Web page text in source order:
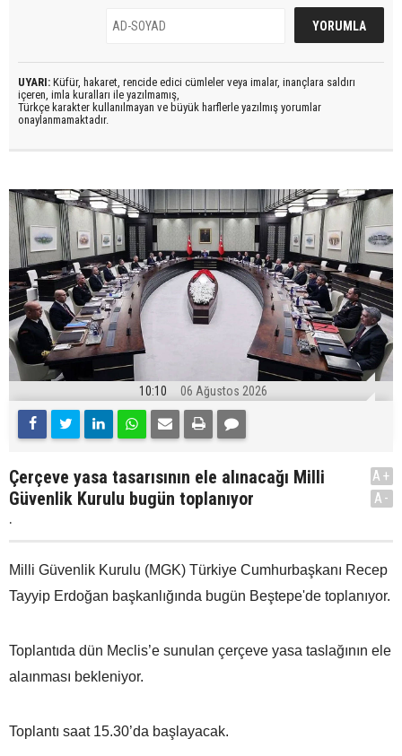
UYARI: Küfür, hakaret, rencide edici cümleler veya imalar, inançlara saldırı
içeren, imla kuralları ile yazılmamış,
Türkçe karakter kullanılmayan ve büyük harflerle yazılmış yorumlar
onaylanmamaktadır.
10:10 06 Ağustos 2026
Çerçeve yasa tasarısının ele alınacağı Milli
Güvenlik Kurulu bugün toplanıyor
.
A+
A-
Milli Güvenlik Kurulu (MGK) Türkiye Cumhurbaşkanı Recep
Tayyip Erdoğan başkanlığında bugün Beştepe'de toplanıyor.
Toplantıda dün Meclis’e sunulan çerçeve yasa taslağının ele
alaınması bekleniyor.
Toplantı saat 15.30’da başlayacak.